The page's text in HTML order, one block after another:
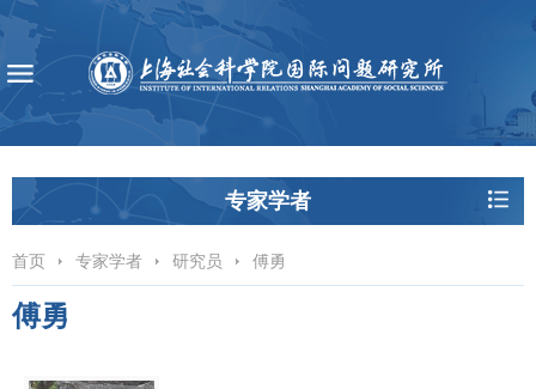
专家学者
首页 专家学者 研究员 傅勇
傅勇